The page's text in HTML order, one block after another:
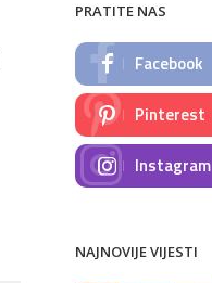
PRATITE NAS
Facebook
Pinterest
Instagram
NAJNOVIJE VIJESTI